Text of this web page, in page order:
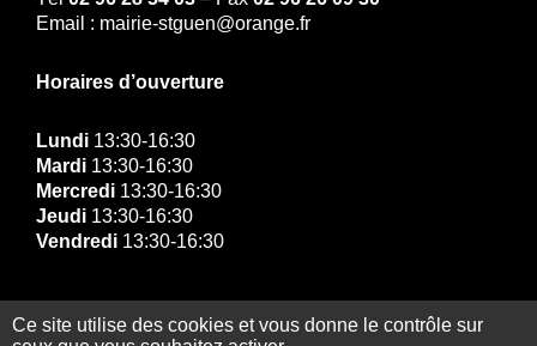
Email : mairie-stguen@orange.fr
Horaires d’ouverture
Lundi 13:30-16:30
Mardi 13:30-16:30
Mercredi 13:30-16:30
Jeudi 13:30-16:30
Vendredi 13:30-16:30
Ce site utilise des cookies et vous donne le contrôle sur